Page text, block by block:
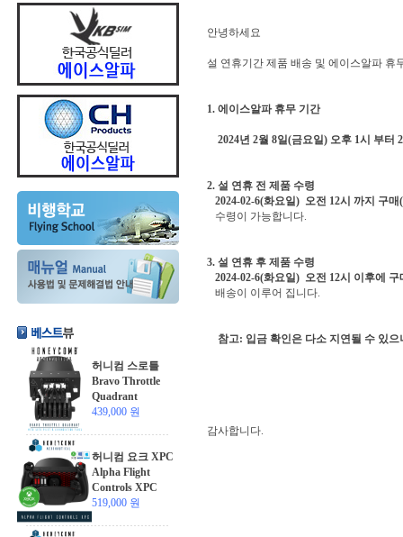
허니컴 스로틀
Bravo Throttle
Quadrant
439,000 원
허니컴 요크 XPC
Alpha Flight
Controls XPC
519,000 원
안녕하세요
설 연휴기간 제품 배송 및 에이스알파 휴
1. 에이스알파 휴무 기간
2024년 2월 8일(금요일) 오후 1시 부터
2. 설 연휴 전 제품 수령
2024-02-6(화요일) 오전 12시 까지 구
수령이 가능합니다.
3. 설 연휴 후 제품 수령
2024-02-6(화요일) 오전 12시 이후에
배송이 이루어 집니다.
참고: 입금 확인은 다소 지연될 수 있으
감사합니다.